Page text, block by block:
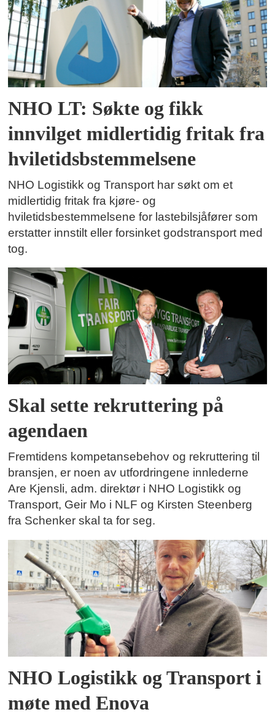
NHO LT: Søkte og fikk
innvilget midlertidig fritak fra
hviletidsbstemmelsene
NHO Logistikk og Transport har søkt om et
midlertidig fritak fra kjøre- og
hviletidsbestemmelsene for lastebilsjåfører som
erstatter innstilt eller forsinket godstransport med
tog.
Skal sette rekruttering på
agendaen
Fremtidens kompetansebehov og rekruttering til
bransjen, er noen av utfordringene innlederne
Are Kjensli, adm. direktør i NHO Logistikk og
Transport, Geir Mo i NLF og Kirsten Steenberg
fra Schenker skal ta for seg.
NHO Logistikk og Transport i
møte med Enova